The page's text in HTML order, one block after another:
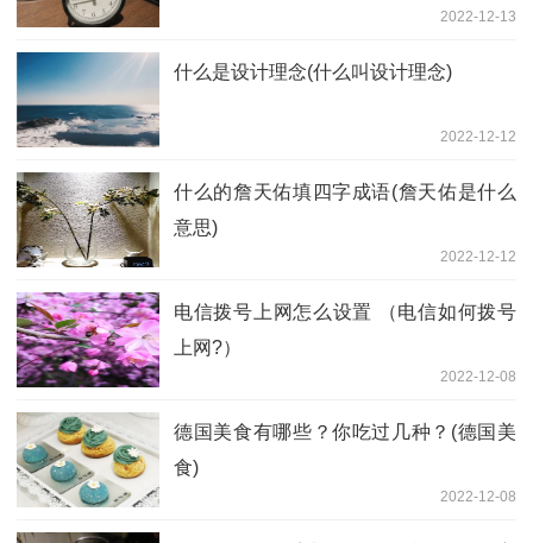
2022-12-13
什么是设计理念(什么叫设计理念)
2022-12-12
什么的詹天佑填四字成语(詹天佑是什么
意思)
2022-12-12
电信拨号上网怎么设置 （电信如何拨号
上网?）
2022-12-08
德国美食有哪些？你吃过几种？(德国美
食)
2022-12-08